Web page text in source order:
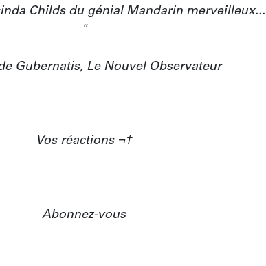
Childs du génial Mandarin merveilleux...
"
Gubernatis, Le Nouvel Observateur
Vos réactions ¬†
Abonnez-vous